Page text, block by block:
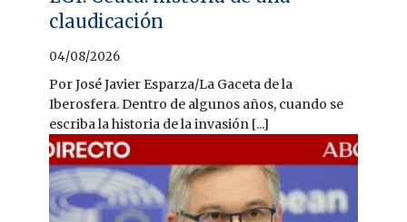
claudicación
04/08/2026
Por José Javier Esparza/La Gaceta de la
Iberosfera. Dentro de algunos años, cuando se
escriba la historia de la invasión [...]